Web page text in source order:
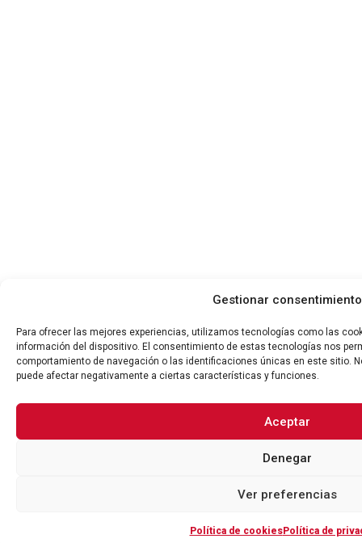
Gestionar consentimiento
Para ofrecer las mejores experiencias, utilizamos tecnologías como las
información del dispositivo. El consentimiento de estas tecnologías nos
comportamiento de navegación o las identificaciones únicas en este sitio.
puede afectar negativamente a ciertas características y funciones.
Aceptar
Denegar
Ver preferencias
Política de cookiesPolítica de